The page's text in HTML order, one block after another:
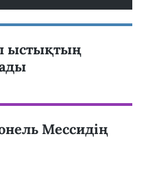
ыстықтың
Мессидің